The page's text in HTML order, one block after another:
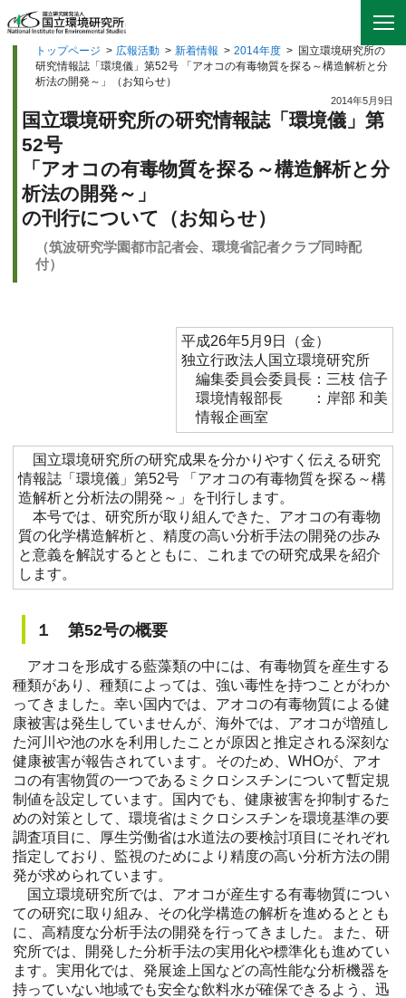
トップページ > 広報活動 > 新着情報 > 2014年度 > 国立環境研究所の
研究情報誌「環境儀」第52号 「アオコの有毒物質を探る～構造解析と分
析法の開発～」（お知らせ）
2014年5月9日
国立環境研究所の研究情報誌「環境儀」第
52号
「アオコの有毒物質を探る～構造解析と分
析法の開発～」
の刊行について（お知らせ）
（筑波研究学園都市記者会、環境省記者クラブ同時配
付）
平成26年5月9日（金）
独立行政法人国立環境研究所
編集委員会委員長：三枝 信子
環境情報部長 ：岸部 和美
情報企画室
国立環境研究所の研究成果を分かりやすく伝える研究
情報誌「環境儀」第52号 「アオコの有毒物質を探る～構
造解析と分析法の開発～」を刊行します。
本号では、研究所が取り組んできた、アオコの有毒物
質の化学構造解析と、精度の高い分析手法の開発の歩み
と意義を解説するとともに、これまでの研究成果を紹介
します。
１ 第52号の概要
アオコを形成する藍藻類の中には、有毒物質を産生する
種類があり、種類によっては、強い毒性を持つことがわか
ってきました。幸い国内では、アオコの有毒物質による健
康被害は発生していませんが、海外では、アオコが増殖し
た河川や池の水を利用したことが原因と推定される深刻な
健康被害が報告されています。そのため、WHOが、アオ
コの有害物質の一つであるミクロシスチンについて暫定規
制値を設定しています。国内でも、健康被害を抑制するた
めの対策として、環境省はミクロシスチンを環境基準の要
調査項目に、厚生労働省は水道法の要検討項目にそれぞれ
指定しており、監視のためにより精度の高い分析方法の開
発が求められています。
国立環境研究所では、アオコが産生する有毒物質につい
ての研究に取り組み、その化学構造の解析を進めるととも
に、高精度な分析手法の開発を行ってきました。また、研
究所では、開発した分析手法の実用化や標準化も進めてい
ます。実用化では、発展途上国などの高性能な分析機器を
持っていない地域でも安全な飲料水が確保できるよう、迅